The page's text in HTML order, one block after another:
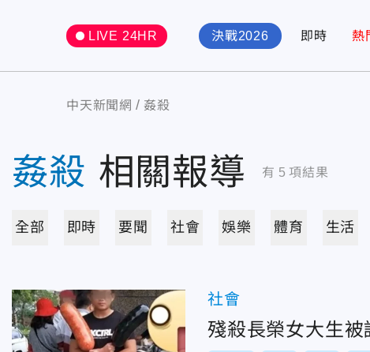
LIVE 24HR 決戰2026 即時 熱
中天新聞網 姦殺
姦殺 相關報導 有 5 項結果
全部 即時 要聞 社會 娛樂 體育 生活
社會
殘殺長榮女大生被